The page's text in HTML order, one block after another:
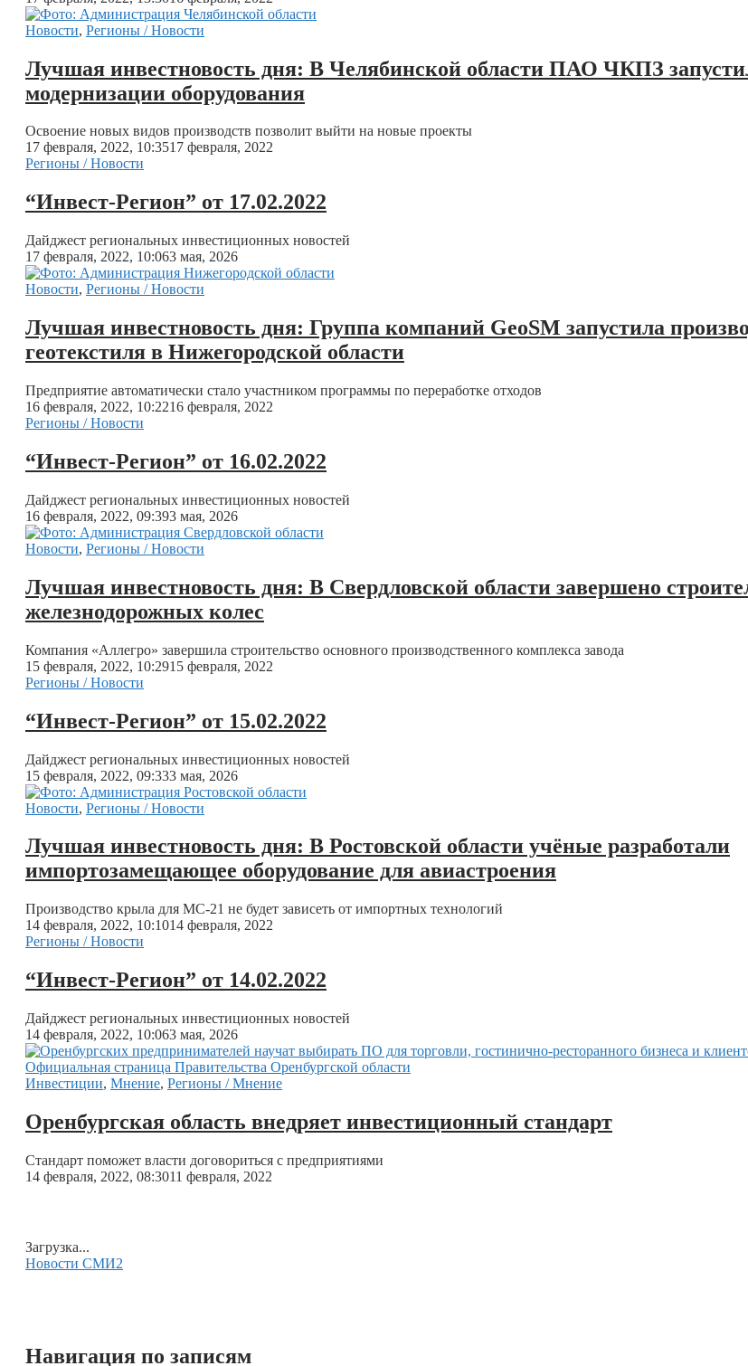
Новости, Регионы / Новости
Лучшая инвестновость дня: В Челябинской области ПАО ЧКПЗ
модернизации оборудования
Освоение новых видов производств позволит выйти на новые проекты
17 февраля, 2022, 10:3517 февраля, 2022
Регионы / Новости
“Инвест-Регион” от 17.02.2022
Дайджест региональных инвестиционных новостей
17 февраля, 2022, 10:063 мая, 2026
Новости, Регионы / Новости
Лучшая инвестновость дня: Группа компаний GeoSM запустила
геотекстиля в Нижегородской области
Предприятие автоматически стало участником программы по переработке отходов
16 февраля, 2022, 10:2216 февраля, 2022
Регионы / Новости
“Инвест-Регион” от 16.02.2022
Дайджест региональных инвестиционных новостей
16 февраля, 2022, 09:393 мая, 2026
Новости, Регионы / Новости
Лучшая инвестновость дня: В Свердловской области завершено
железнодорожных колес
Компания «Аллегро» завершила строительство основного производственного комплекса завода
15 февраля, 2022, 10:2915 февраля, 2022
Регионы / Новости
“Инвест-Регион” от 15.02.2022
Дайджест региональных инвестиционных новостей
15 февраля, 2022, 09:333 мая, 2026
Новости, Регионы / Новости
Лучшая инвестновость дня: В Ростовской области учёные разработали
импортозамещающее оборудование для авиастроения
Производство крыла для МС-21 не будет зависеть от импортных технологий
14 февраля, 2022, 10:1014 февраля, 2022
Регионы / Новости
“Инвест-Регион” от 14.02.2022
Дайджест региональных инвестиционных новостей
14 февраля, 2022, 10:063 мая, 2026
Инвестиции, Мнение, Регионы / Мнение
Оренбургская область внедряет инвестиционный стандарт
Стандарт поможет власти договориться с предприятиями
14 февраля, 2022, 08:3011 февраля, 2022
Загрузка...
Новости СМИ2
Навигация по записям